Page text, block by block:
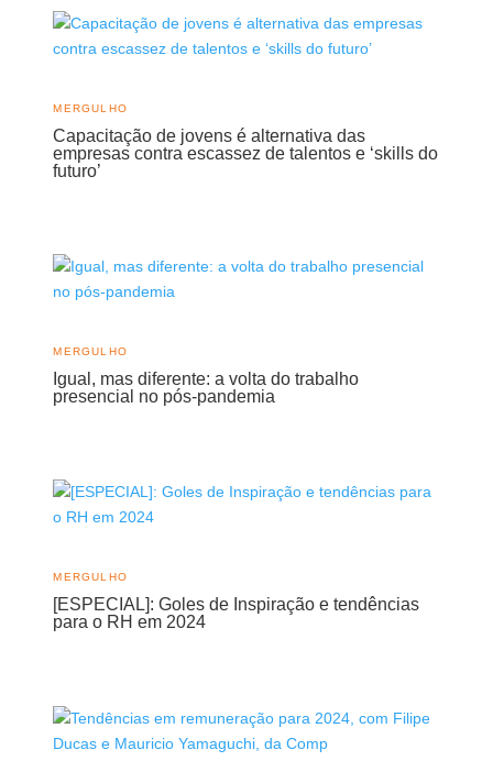
Capacitação de jovens é alternativa das
empresas contra escassez de talentos e ‘skills do
futuro’
MERGULHO
Igual, mas diferente: a volta do trabalho
presencial no pós-pandemia
MERGULHO
[ESPECIAL]: Goles de Inspiração e tendências
para o RH em 2024
MERGULHO